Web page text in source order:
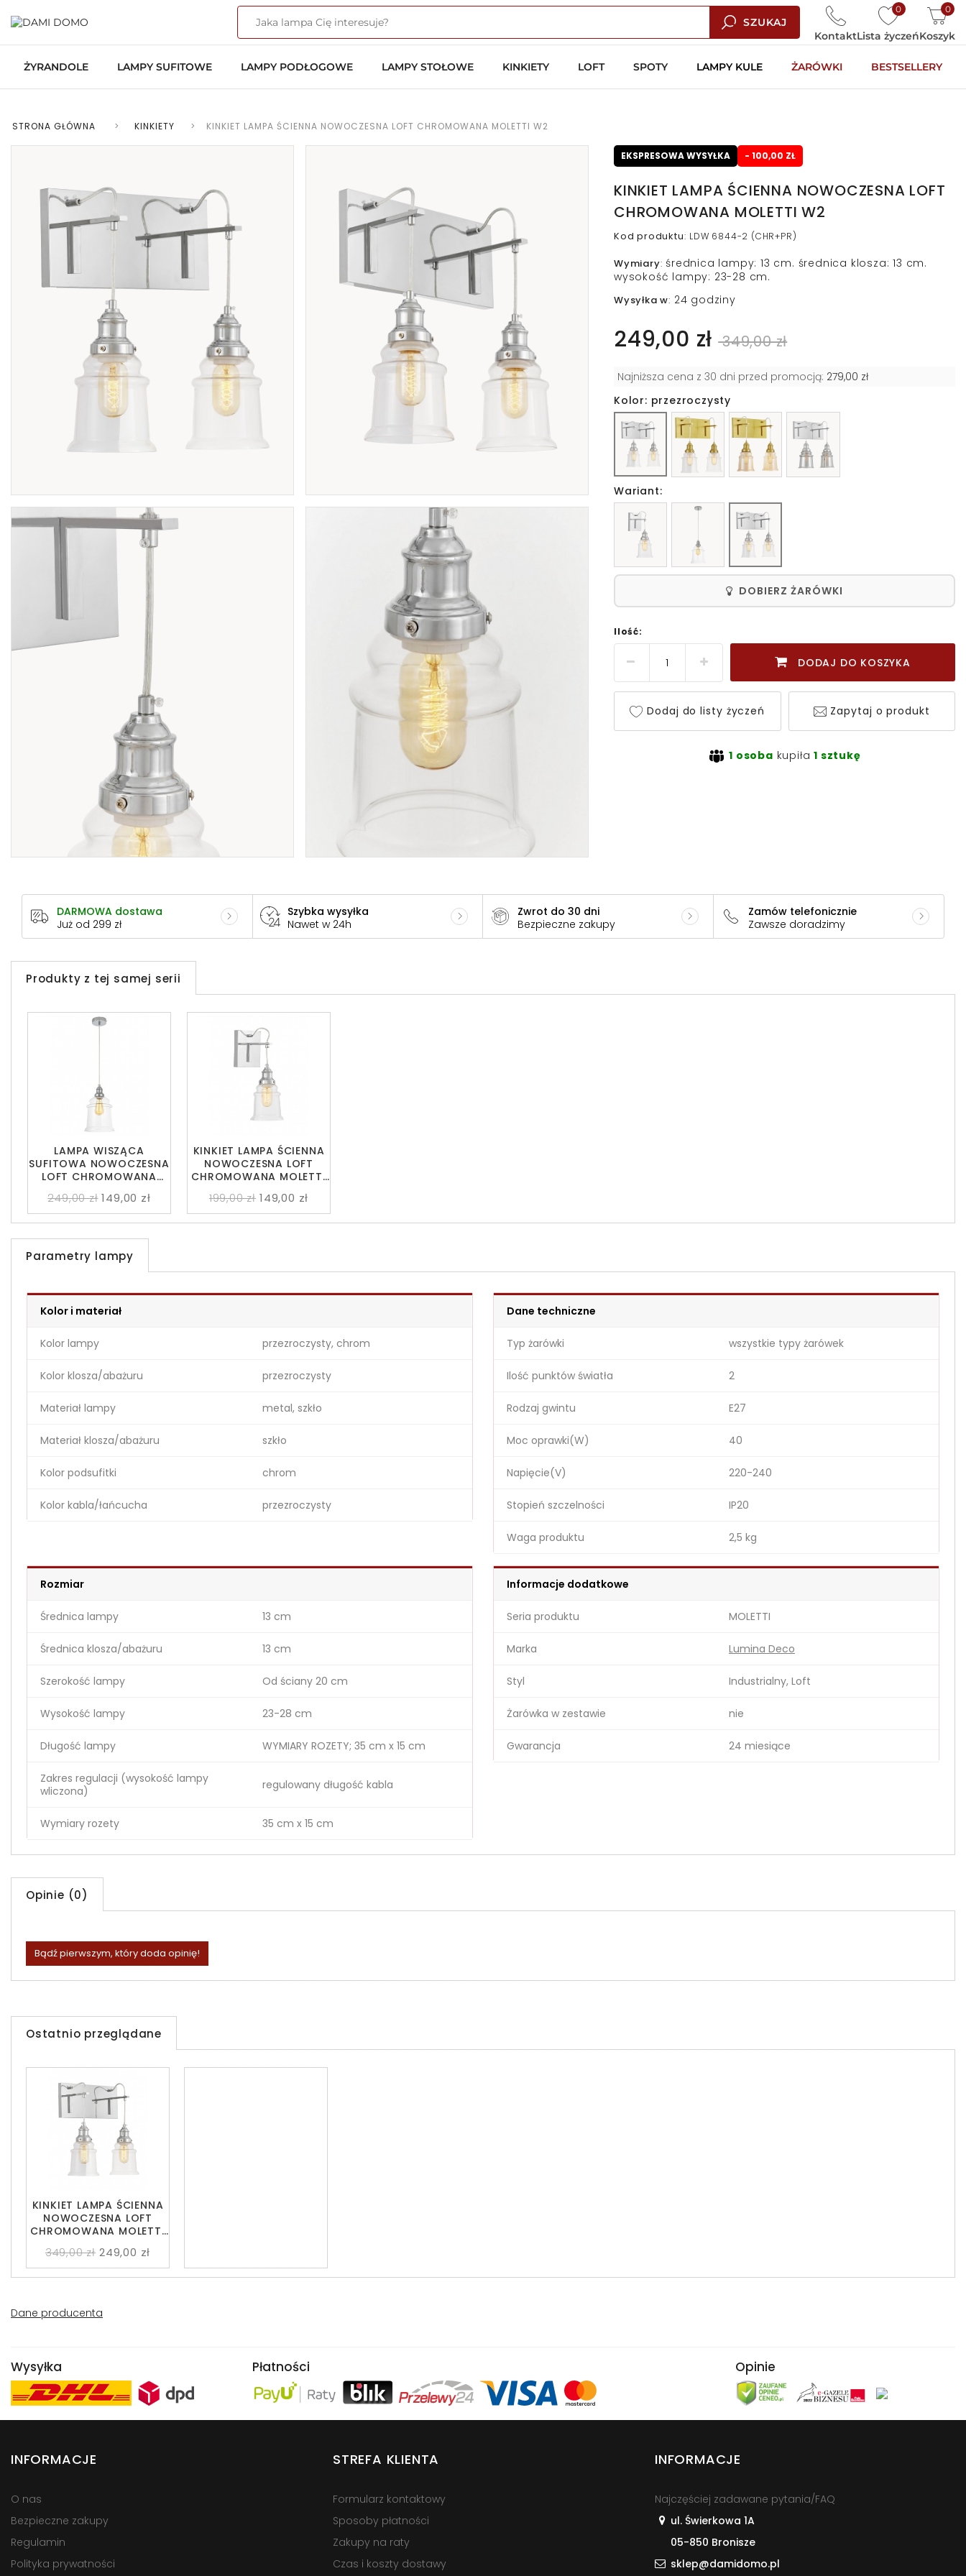
SZUKAJ
0
Lista życzeń
0
Koszyk
Kontakt
ŻYRANDOLE LAMPY SUFITOWE LAMPY PODŁOGOWE LAMPY STOŁOWE KINKIETY LOFT SPOTY LAMPY KULE ŻARÓWKI BESTSELLERY
STRONA GŁÓWNA > KINKIETY > KINKIET LAMPA ŚCIENNA NOWOCZESNA LOFT CHROMOWANA MOLETTI W2
EKSPRESOWA WYSYŁKA - 100,00 ZŁ
KINKIET LAMPA ŚCIENNA NOWOCZESNA LOFT
CHROMOWANA MOLETTI W2
Kod produktu: LDW 6844-2 (CHR+PR)
Wymiary: średnica lampy: 13 cm. średnica klosza: 13 cm.
wysokość lampy: 23-28 cm.
Wysyłka w: 24 godziny
249,00 zł 349,00 zł
Najniższa cena z 30 dni przed promocją: 279,00 zł
Kolor: przezroczysty
Wariant:
DOBIERZ ŻARÓWKI
Ilość:
DODAJ DO KOSZYKA
Dodaj do listy życzeń Zapytaj o produkt
1 osoba kupiła1 sztukę
DARMOWA dostawa
Już od 299 zł
Szybka wysyłka
Nawet w 24h
Zwrot do 30 dni
Bezpieczne zakupy
Zamów telefonicznie
Zawsze doradzimy
Produkty z tej samej serii
LAMPA WISZĄCA
SUFITOWA NOWOCZESNA
LOFT CHROMOWANA
249,00 zł 149,00 zł
KINKIET LAMPA ŚCIENNA
NOWOCZESNA LOFT
CHROMOWANA MOLETTI
199,00 zł 149,00 zł
Parametry lampy
Kolor i materiał
Kolor lampy przezroczysty, chrom
Kolor klosza/abażuru przezroczysty
Materiał lampy metal, szkło
Materiał klosza/abażuru szkło
Kolor podsufitki chrom
Kolor kabla/łańcucha przezroczysty
Dane techniczne
Typ żarówki wszystkie typy żarówek
Ilość punktów światła 2
Rodzaj gwintu E27
Moc oprawki(W) 40
Napięcie(V) 220-240
Stopień szczelności IP20
Waga produktu 2,5 kg
Rozmiar
Średnica lampy 13 cm
Średnica klosza/abażuru 13 cm
Szerokość lampy Od ściany 20 cm
Wysokość lampy 23-28 cm
Długość lampy WYMIARY ROZETY; 35 cm x 15 cm
Zakres regulacji (wysokość lampy
wliczona)
regulowany długość kabla
Wymiary rozety 35 cm x 15 cm
Informacje dodatkowe
Seria produktu MOLETTI
Marka Lumina Deco
Styl Industrialny, Loft
Żarówka w zestawie nie
Gwarancja 24 miesiące
Opinie (0)
Bądź pierwszym, który doda opinię!
Ostatnio przeglądane
KINKIET LAMPA ŚCIENNA
NOWOCZESNA LOFT
CHROMOWANA MOLETTI
349,00 zł 249,00 zł
Dane producenta
Wysyłka Płatności Opinie
INFORMACJE
O nas
Bezpieczne zakupy
Regulamin
Polityka prywatności
STREFA KLIENTA
Formularz kontaktowy
Sposoby płatności
Zakupy na raty
Czas i koszty dostawy
INFORMACJE
Najczęściej zadawane pytania/FAQ
ul. Świerkowa 1A
05-850 Bronisze
sklep@damidomo.pl